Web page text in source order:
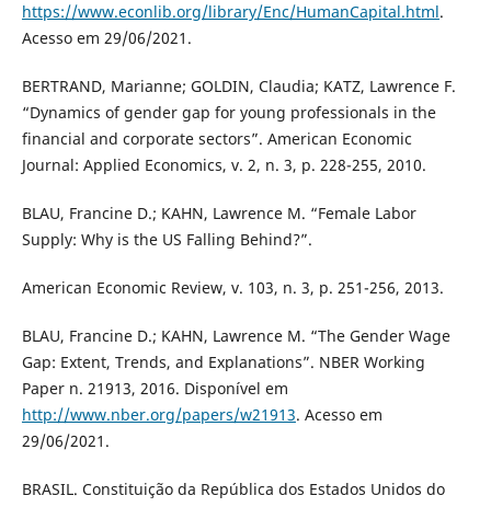
https://www.econlib.org/library/Enc/HumanCapital.html.
Acesso em 29/06/2021.
BERTRAND, Marianne; GOLDIN, Claudia; KATZ, Lawrence F.
“Dynamics of gender gap for young professionals in the
financial and corporate sectors”. American Economic
Journal: Applied Economics, v. 2, n. 3, p. 228-255, 2010.
BLAU, Francine D.; KAHN, Lawrence M. “Female Labor
Supply: Why is the US Falling Behind?”.
American Economic Review, v. 103, n. 3, p. 251-256, 2013.
BLAU, Francine D.; KAHN, Lawrence M. “The Gender Wage
Gap: Extent, Trends, and Explanations”. NBER Working
Paper n. 21913, 2016. Disponível em
http://www.nber.org/papers/w21913. Acesso em
29/06/2021.
BRASIL. Constituição da República dos Estados Unidos do